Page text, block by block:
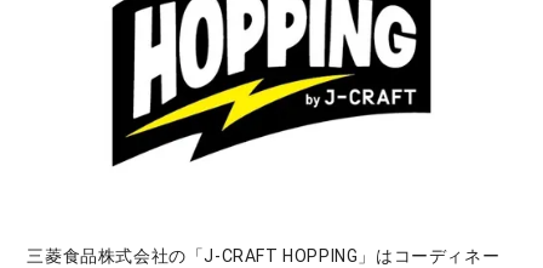
三菱食品株式会社の「J-CRAFT HOPPING」はコーディネー